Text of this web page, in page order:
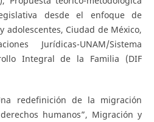
desde el enfoque de
adolescentes, Ciudad de México,
Jurídicas-UNAM/Sistema
Integral de la Familia (DIF
redefinición de la migración
humanos”, Migración y